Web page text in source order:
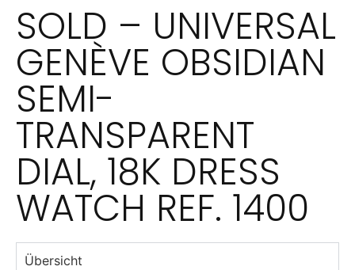
SOLD – UNIVERSAL
GENÈVE OBSIDIAN
SEMI-
TRANSPARENT
DIAL, 18K DRESS
WATCH REF. 1400
Übersicht